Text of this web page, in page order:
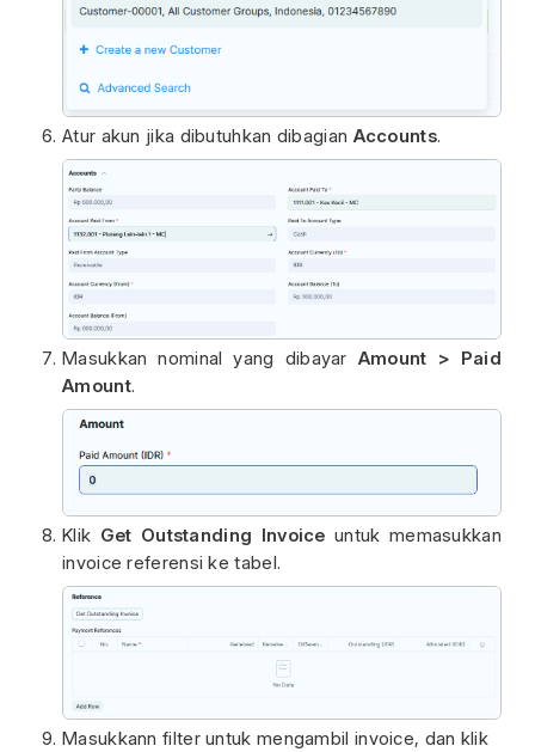
Atur akun jika dibutuhkan dibagian Accounts.
Masukkan nominal yang dibayar Amount > Paid
Amount.
Klik Get Outstanding Invoice untuk memasukkan
invoice referensi ke tabel.
Masukkann filter untuk mengambil invoice, dan klik